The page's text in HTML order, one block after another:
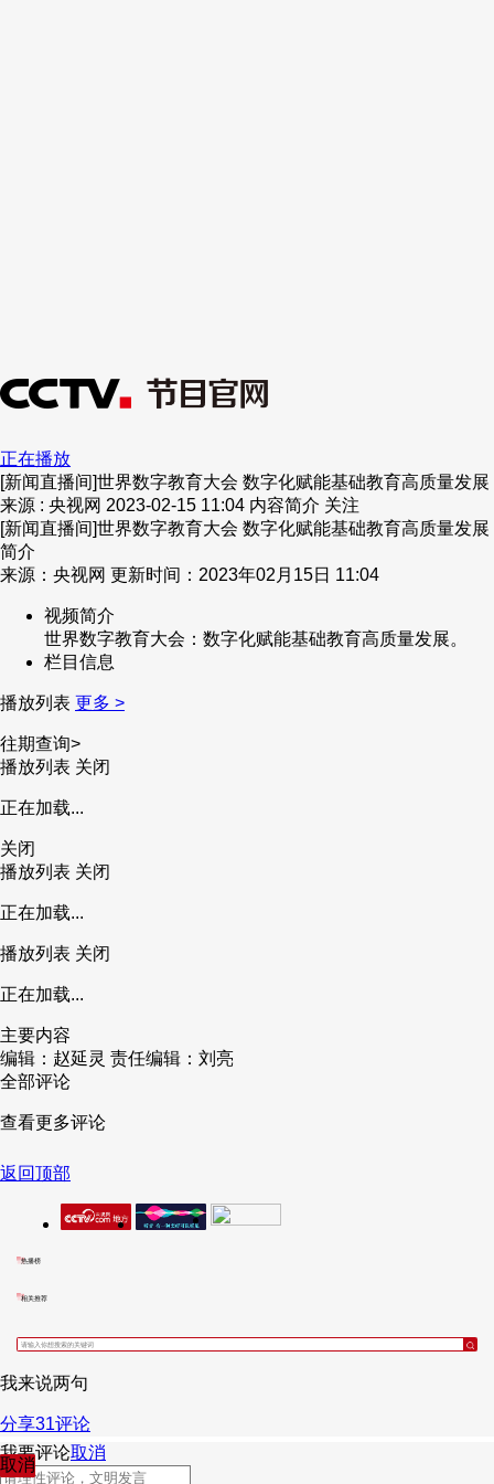
正在播放
[新闻直播间]世界数字教育大会 数字化赋能基础教育高质量发展
来源 : 央视网 2023-02-15 11:04 内容简介 关注
[新闻直播间]世界数字教育大会 数字化赋能基础教育高质量发展
简介
来源：央视网 更新时间：2023年02月15日 11:04
视频简介
世界数字教育大会：数字化赋能基础教育高质量发展。
栏目信息
播放列表 更多 >
往期查询>
播放列表 关闭
正在加载...
关闭
播放列表 关闭
正在加载...
播放列表 关闭
正在加载...
主要内容
编辑：赵延灵 责任编辑：刘亮
全部评论
查看更多评论
返回顶部
热播榜
相关推荐
我来说两句
分享31评论
取消
我要评论取消